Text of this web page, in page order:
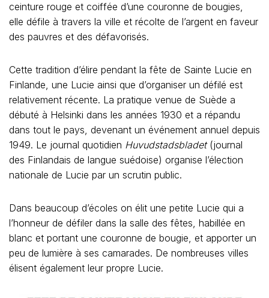
ceinture rouge et coiffée d’une couronne de bougies,
elle défile à travers la ville et récolte de l’argent en faveur
des pauvres et des défavorisés.
Cette tradition d’élire pendant la fête de Sainte Lucie en
Finlande, une Lucie ainsi que d’organiser un défilé est
relativement récente. La pratique venue de Suède a
débuté à Helsinki dans les années 1930 et a répandu
dans tout le pays, devenant un événement annuel depuis
1949. Le journal quotidien Huvudstadsbladet(journal
des Finlandais de langue suédoise) organise l’élection
nationale de Lucie par un scrutin public.
Dans beaucoup d’écoles on élit une petite Lucie qui a
l’honneur de défiler dans la salle des fêtes, habillée en
blanc et portant une couronne de bougie, et apporter un
peu de lumière à ses camarades. De nombreuses villes
élisent également leur propre Lucie.